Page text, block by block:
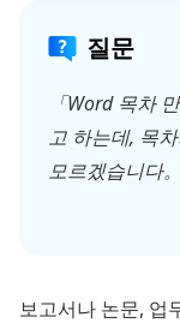
질문
「Word 목차
고 하는데, 목
모르겠습니다。
보고서나 논문, 업